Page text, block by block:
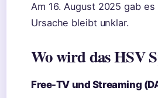
Am 16. August 2025 gab
Ursache bleibt unklar.
Wo wird das HSV
Free-TV und Streaming